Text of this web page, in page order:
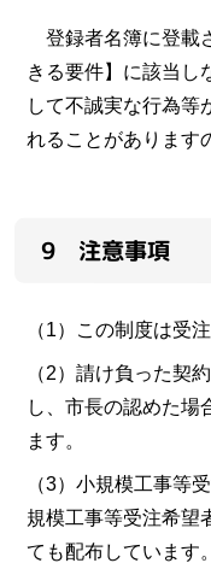
登録者名簿に登載
きる要件】に該当し
して不誠実な行為等
れることがありま
9 注意事項
（1）この制度は受
（2）請け負った契
し、市長の認めた場
ます。
（3）小規模工事等
規模工事等受注希望
ても配布しています。